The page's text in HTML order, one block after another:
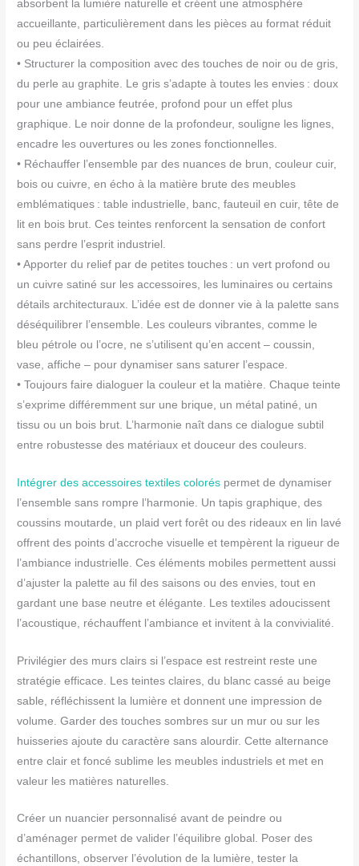
absorbent la lumière naturelle et créent une atmosphère
accueillante, particulièrement dans les pièces au format réduit
ou peu éclairées.
• Structurer la composition avec des touches de noir ou de gris,
du perle au graphite. Le gris s’adapte à toutes les envies : doux
pour une ambiance feutrée, profond pour un effet plus
graphique. Le noir donne de la profondeur, souligne les lignes,
encadre les ouvertures ou les zones fonctionnelles.
• Réchauffer l’ensemble par des nuances de brun, couleur cuir,
bois ou cuivre, en écho à la matière brute des meubles
emblématiques : table industrielle, banc, fauteuil en cuir, tête de
lit en bois brut. Ces teintes renforcent la sensation de confort
sans perdre l’esprit industriel.
• Apporter du relief par de petites touches : un vert profond ou
un cuivre satiné sur les accessoires, les luminaires ou certains
détails architecturaux. L’idée est de donner vie à la palette sans
déséquilibrer l’ensemble. Les couleurs vibrantes, comme le
bleu pétrole ou l’ocre, ne s’utilisent qu’en accent – coussin,
vase, affiche – pour dynamiser sans saturer l’espace.
• Toujours faire dialoguer la couleur et la matière. Chaque teinte
s’exprime différemment sur une brique, un métal patiné, un
tissu ou un bois brut. L’harmonie naît dans ce dialogue subtil
entre robustesse des matériaux et douceur des couleurs.
Intégrer des accessoires textiles colorés permet de dynamiser
l’ensemble sans rompre l’harmonie. Un tapis graphique, des
coussins moutarde, un plaid vert forêt ou des rideaux en lin lavé
offrent des points d’accroche visuelle et tempèrent la rigueur de
l’ambiance industrielle. Ces éléments mobiles permettent aussi
d’ajuster la palette au fil des saisons ou des envies, tout en
gardant une base neutre et élégante. Les textiles adoucissent
l’acoustique, réchauffent l’ambiance et invitent à la convivialité.
Privilégier des murs clairs si l’espace est restreint reste une
stratégie efficace. Les teintes claires, du blanc cassé au beige
sable, réfléchissent la lumière et donnent une impression de
volume. Garder des touches sombres sur un mur ou sur les
huisseries ajoute du caractère sans alourdir. Cette alternance
entre clair et foncé sublime les meubles industriels et met en
valeur les matières naturelles.
Créer un nuancier personnalisé avant de peindre ou
d’aménager permet de valider l’équilibre global. Poser des
échantillons, observer l’évolution de la lumière, tester la